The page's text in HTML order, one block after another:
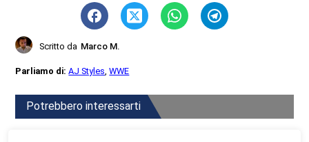
Scritto da Marco M.
Parliamo di:AJ Styles,WWE
Potrebbero interessarti